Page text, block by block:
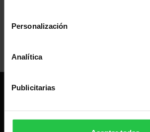
Personalización
Analítica
Publicitarias
Fomentamos la